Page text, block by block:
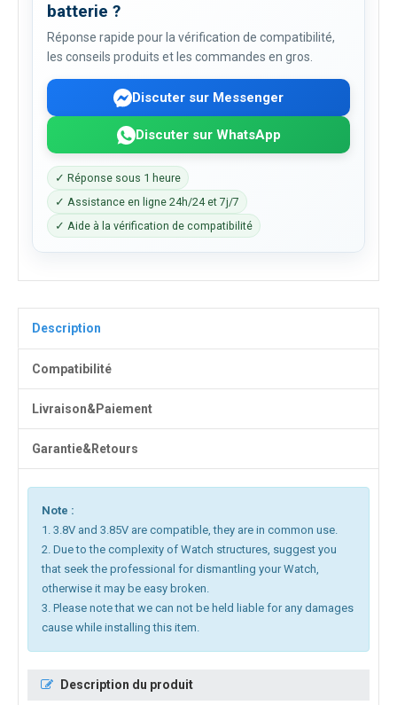
batterie ?
Réponse rapide pour la vérification de compatibilité,
les conseils produits et les commandes en gros.
Discuter sur Messenger
Discuter sur WhatsApp
✓ Réponse sous 1 heure
✓ Assistance en ligne 24h/24 et 7j/7
✓ Aide à la vérification de compatibilité
Description
Compatibilité
Livraison&Paiement
Garantie&Retours
Note :
1. 3.8V and 3.85V are compatible, they are in common use.
2. Due to the complexity of Watch structures, suggest you
that seek the professional for dismantling your Watch,
otherwise it may be easy broken.
3. Please note that we can not be held liable for any damages
cause while installing this item.
Description du produit